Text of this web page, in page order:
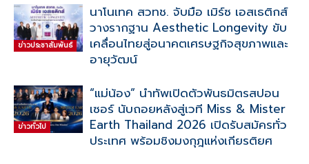
ข่าวประชาสัมพันธ์
นาโนเทค สวทช. จับมือ เมิร์ซ เอสเธติกส์
วางรากฐาน Aesthetic Longevity ขับ
เคลื่อนไทยสู่อนาคตเศรษฐกิจสุขภาพและ
อายุวัฒน์
ข่าวทั่วไป
“แม่น้อง” นำทัพเปิดตัวพันธมิตรสปอน
เซอร์ นับถอยหลังสู่เวที Miss & Mister
Earth Thailand 2026 เปิดรับสมัครทั่ว
ประเทศ พร้อมชิงมงกุฎแห่งเกียรติยศ